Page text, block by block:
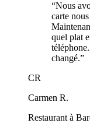
“Nous
carte
quel plat
changé.”
CR
Carmen R.
Restaurant à